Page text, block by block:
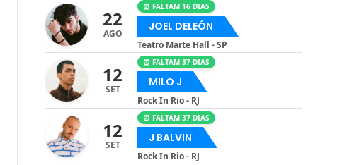
22
AGO
⏰ FALTAM 16 DIAS
JOEL DELEÓN
Teatro Marte Hall - SP
12
SET
⏰ FALTAM 37 DIAS
MILO J
Rock In Rio - RJ
12
SET
⏰ FALTAM 37 DIAS
J BALVIN
Rock In Rio - RJ